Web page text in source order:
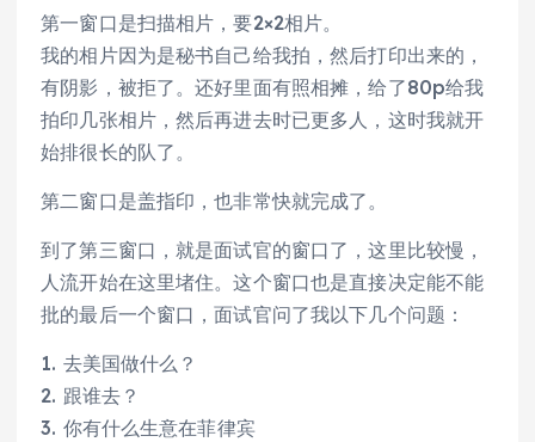
第一窗口是扫描相片，要2×2相片。
我的相片因为是秘书自己给我拍，然后打印出来的，
有阴影，被拒了。还好里面有照相摊，给了80p给我
拍印几张相片，然后再进去时已更多人，这时我就开
始排很长的队了。
第二窗口是盖指印，也非常快就完成了。
到了第三窗口，就是面试官的窗口了，这里比较慢，
人流开始在这里堵住。这个窗口也是直接决定能不能
批的最后一个窗口，面试官问了我以下几个问题：
1. 去美国做什么？
2. 跟谁去？
3. 你有什么生意在菲律宾